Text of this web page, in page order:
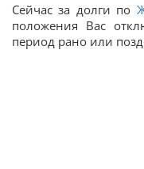
Сейчас за долги по
положения Вас
период рано или